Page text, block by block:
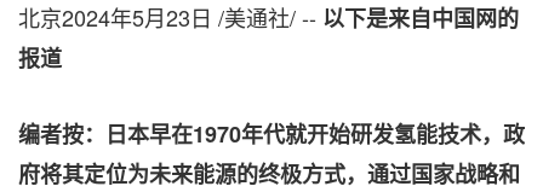
北京2024年5月23日 /美通社/ -- 以下是来自中国网的
报道
编者按：日本早在1970年代就开始研发氢能技术，政
府将其定位为未来能源的终极方式，通过国家战略和